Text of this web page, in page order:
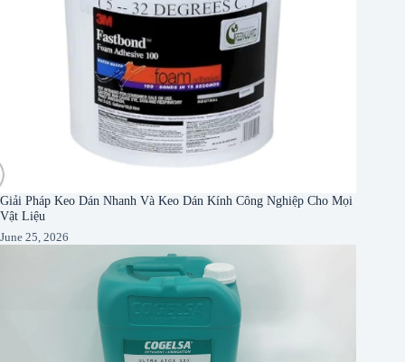
Giải Pháp Keo Dán Nhanh Và Keo Dán Kính Công Nghiệp Cho Mọi
Vật Liệu
June 25, 2026